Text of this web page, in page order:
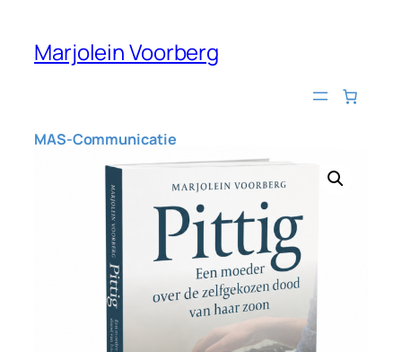
content
Marjolein Voorberg
MAS-Communicatie